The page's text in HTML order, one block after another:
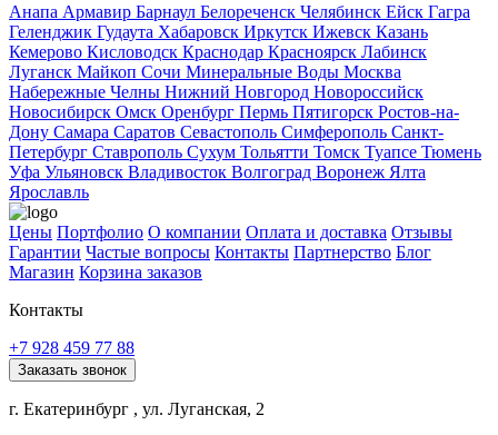
Анапа Армавир Барнаул Белореченск Челябинск Ейск Гагра
Геленджик Гудаута Хабаровск Иркутск Ижевск Казань
Кемерово Кисловодск Краснодар Красноярск Лабинск
Луганск Майкоп Сочи Минеральные Воды Москва
Набережные Челны Нижний Новгород Новороссийск
Новосибирск Омск Оренбург Пермь Пятигорск Ростов-на-
Дону Самара Саратов Севастополь Симферополь Санкт-
Петербург Ставрополь Сухум Тольятти Томск Туапсе Тюмень
Уфа Ульяновск Владивосток Волгоград Воронеж Ялта
Ярославль
Цены Портфолио О компании Оплата и доставка Отзывы
Гарантии Частые вопросы Контакты Партнерство Блог
Магазин Корзина заказов
Контакты
+7 928 459 77 88
Заказать звонок
г. Екатеринбург , ул. Луганская, 2